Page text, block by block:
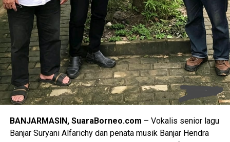
yang patut diatensi dan ditindaklanjuti, serta ada aspek-
aspek positif atau kekuatan yang perlu terus dipertahankan
dan ditingkatkan, seperti hadirnya layanan yang lebih
mudah, cepat, transparan dan berkeadilan bagi
masyarakat”, tegas Syafrida.
Syafrida juga menyampaikan bahwa melalui kegiatan
_Entry Meeting_ ini diharapkan seluruh instansi pelayanan
publik di Kalsel memiliki pemahaman yang komprehensif
termasuk aspek, tahapan, metode dan hasil penilaian.
Diyakini dengan Opini Ombudsman RI akan berkontribusi
BANJARMASIN, SuaraBorneo.com – Vokalis senior lagu
Banjar Suryani Alfarichy dan penata musik Banjar Hendra